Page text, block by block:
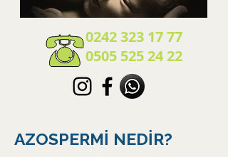
0242 323 17 77
0505 525 24 22
AZOSPERMİ NEDİR?